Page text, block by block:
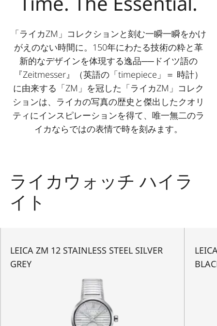
「ライカZM」コレクションと刻む一瞬一瞬をかけ
がえのない時間に。150年にわたる技術の粋と革
新的なデザインを体現する逸品──ドイツ語の
『Zeitmesser』（英語の「timepiece」＝ 時計）
に由来する「ZM」を冠した「ライカZM」コレク
ションは、ライカの写真の歴史と傑出したクオリ
ティにインスピレーションを得て、唯一無二のラ
イカならではの表情で時を刻みます。
ライカウォッチ ハイラ
イト
LEICA ZM 12 STAINLESS STEEL SILVER
GREY